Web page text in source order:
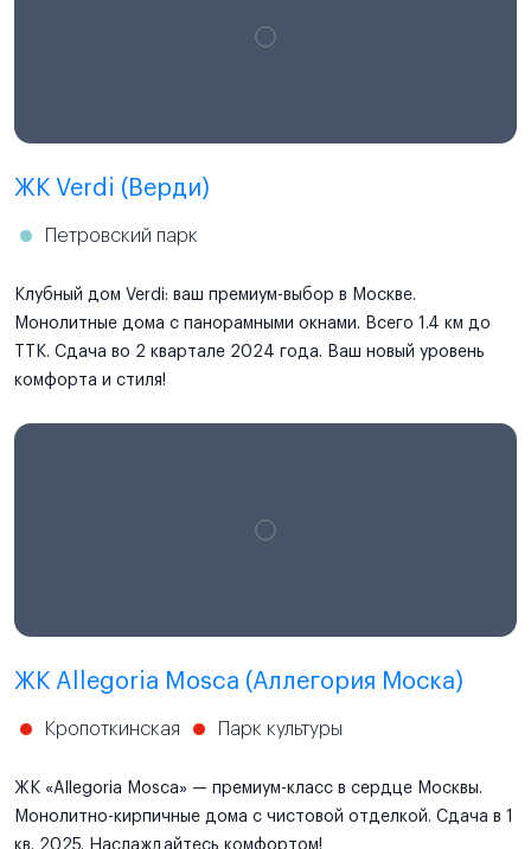
ЖК Verdi (Верди)
Петровский парк
Клубный дом Verdi: ваш премиум-выбор в Москве.
Монолитные дома с панорамными окнами. Всего 1.4 км до
ТТК. Сдача во 2 квартале 2024 года. Ваш новый уровень
комфорта и стиля!
ЖК Allegoria Mosca (Аллегория Моска)
Кропоткинская Парк культуры
ЖК «Allegoria Mosca» — премиум-класс в сердце Москвы.
Монолитно-кирпичные дома с чистовой отделкой. Сдача в 1
кв. 2025. Наслаждайтесь комфортом!